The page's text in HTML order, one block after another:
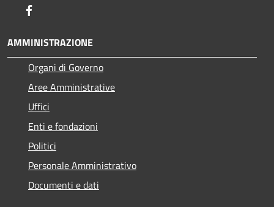
AMMINISTRAZIONE
Organi di Governo
Aree Amministrative
Uffici
Enti e fondazioni
Politici
Personale Amministrativo
Documenti e dati